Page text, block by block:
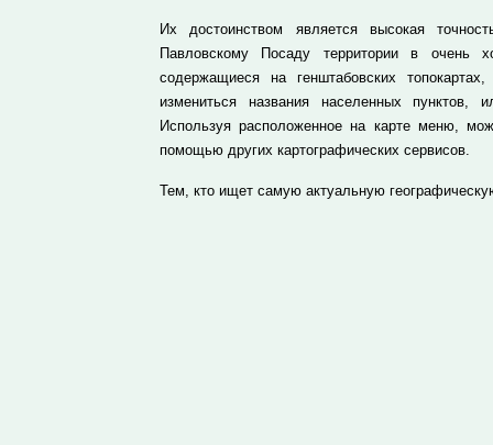
Их достоинством является высокая
Павловскому Посаду территории в
содержащиеся на генштабовских
измениться названия населенных
Используя расположенное на карте меню,
помощью других картографических сервисов.
Тем, кто ищет самую актуальную